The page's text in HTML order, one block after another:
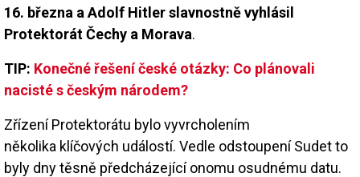
16. března a Adolf Hitler slavnostně vyhlásil
Protektorát Čechy a Morava.
TIP: Konečné řešení české otázky: Co plánovali
nacisté s českým národem?
Zřízení Protektorátu bylo vyvrcholením
několika klíčových událostí. Vedle odstoupení Sudet to
byly dny těsně předcházející onomu osudnému datu.